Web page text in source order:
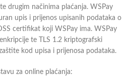
drugim načinima plaćanja. WSPay
upis i prijenos upisanih podataka o
certifikat koji WSPay ima. WSPay
te TLS 1.2 kriptografski
kod upisa i prijenosa podataka.
za online plaćanja: